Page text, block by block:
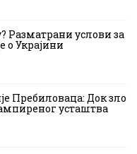
Разматрани услови за
о Украјини
Пребиловаца: Док зло
усташтва